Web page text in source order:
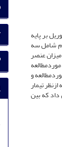
دوساله طی سال‌های 1393 و 1394 به‌صورت فاکتوریل بر پایه
شامل سه
میزان عنصر
و
تیمار
داد که بین